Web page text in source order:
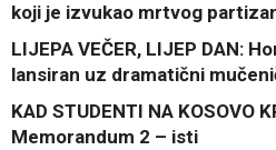
koji je izvukao mrtvog
LIJEPA VEČER, LIJEP DAN:
lansiran uz dramatični
KAD STUDENTI NA KOSOVO
Memorandum 2 – isti